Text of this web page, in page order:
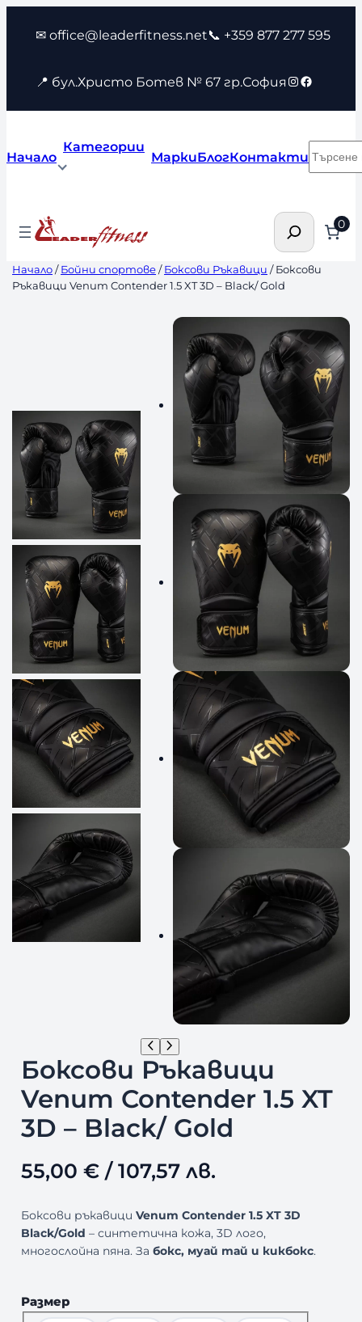
съдържанието
✉ office@leaderfitness.net📞 +359 877 277 595
📍 бул.Христо Ботев № 67 гр.София Instagram
Facebook
Начало
Категории
МаркиБлогКонтакти
Търсене 0
Начало/Бойни спортове/Боксови Ръкавици / Боксови
Ръкавици Venum Contender 1.5 XT 3D – Black/ Gold
Боксови Ръкавици
Venum Contender 1.5 XT
3D – Black/ Gold
55,00 €/ 107,57 лв.
Боксови ръкавици Venum Contender 1.5 XT 3D
Black/Gold – синтетична кожа, 3D лого,
многослойна пяна. За бокс, муай тай и кикбокс.
Размер